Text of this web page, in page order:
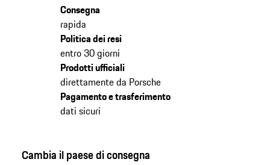
Consegna
rapida
Politica dei resi
entro 30 giorni
Prodotti ufficiali
direttamente da Porsche
Pagamento e trasferimento
dati sicuri
Cambia il paese di consegna